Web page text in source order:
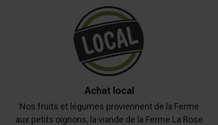
Achat local
Nos fruits et légumes proviennent de la Ferme
aux petits oignons, la viande de la Ferme La Rose